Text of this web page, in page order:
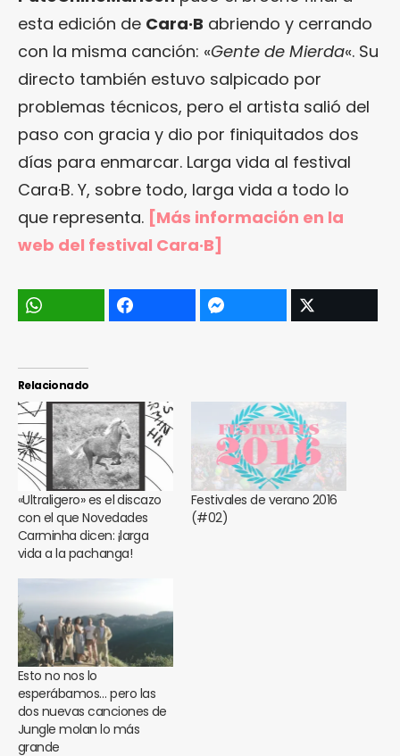
esta edición de Cara·B abriendo y cerrando
con la misma canción: «Gente de Mierda«. Su
directo también estuvo salpicado por
problemas técnicos, pero el artista salió del
paso con gracia y dio por finiquitados dos
días para enmarcar. Larga vida al festival
Cara·B. Y, sobre todo, larga vida a todo lo
que representa. [Más información en la
web del festival Cara·B]
Relacionado
«Ultraligero» es el discazo
con el que Novedades
Carminha dicen: ¡larga
vida a la pachanga!
Festivales de verano 2016
(#02)
Esto no nos lo
esperábamos… pero las
dos nuevas canciones de
Jungle molan lo más
grande